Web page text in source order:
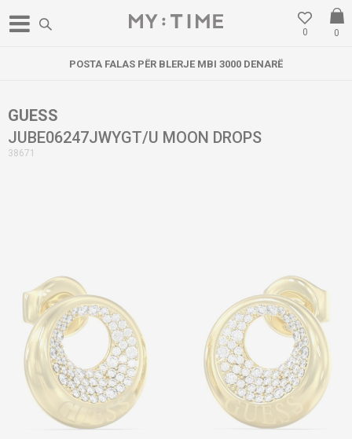
0
0
POSTA FALAS PËR BLERJE MBI 3000 DENARË
GUESS
JUBE06247JWYGT/U MOON DROPS
38671